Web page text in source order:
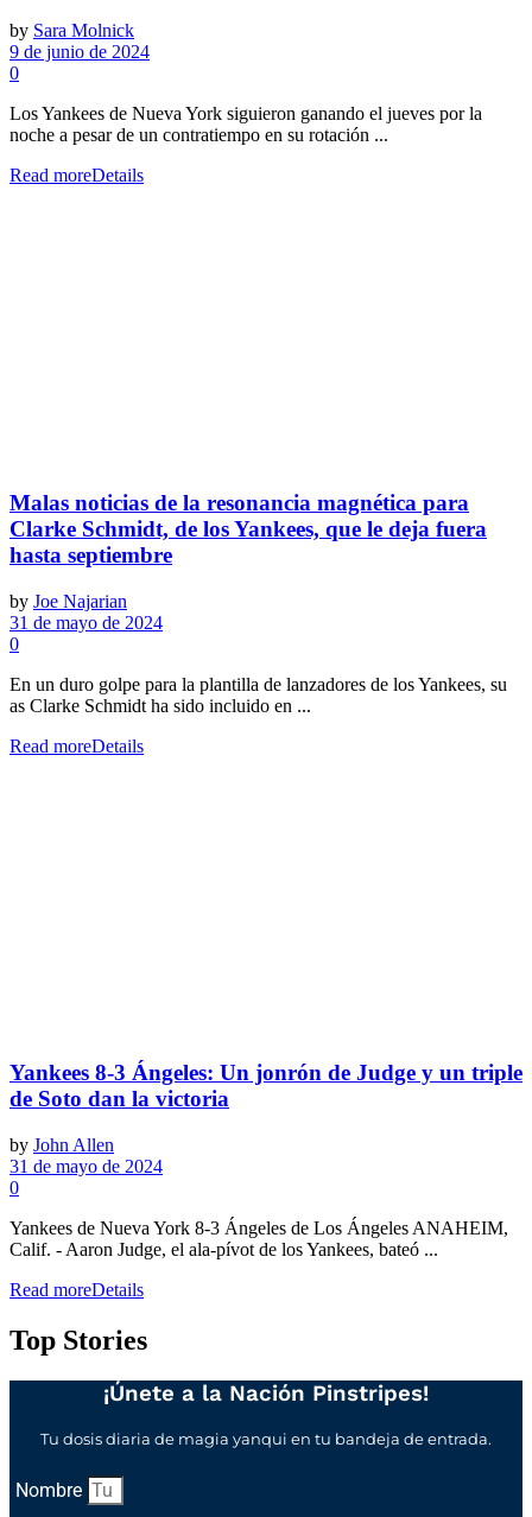
by Sara Molnick
9 de junio de 2024
0
Los Yankees de Nueva York siguieron ganando el jueves por la
noche a pesar de un contratiempo en su rotación ...
Read moreDetails
Malas noticias de la resonancia magnética para
Clarke Schmidt, de los Yankees, que le deja fuera
hasta septiembre
by Joe Najarian
31 de mayo de 2024
0
En un duro golpe para la plantilla de lanzadores de los Yankees, su
as Clarke Schmidt ha sido incluido en ...
Read moreDetails
Yankees 8-3 Ángeles: Un jonrón de Judge y un triple
de Soto dan la victoria
by John Allen
31 de mayo de 2024
0
Yankees de Nueva York 8-3 Ángeles de Los Ángeles ANAHEIM,
Calif. - Aaron Judge, el ala-pívot de los Yankees, bateó ...
Read moreDetails
Top Stories
¡Únete a la Nación Pinstripes!
Tu dosis diaria de magia yanqui en tu bandeja de entrada.
Nombre